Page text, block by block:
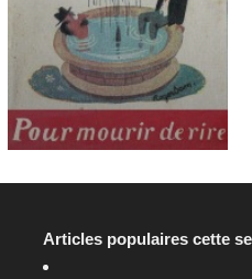
Articles populaires cette